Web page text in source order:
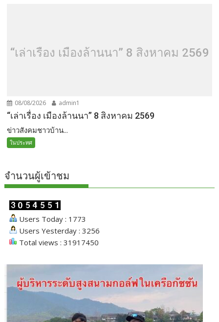
“เล่าเรื่อง เมืองล้านนา” 8 สิงหาคม 2569
08/08/2026 admin1
“เล่าเรื่อง เมืองล้านนา” 8 สิงหาคม 2569
ข่าวสังคมชาวบ้าน...
ในประทศ
จำนวนผู้เข้าชม
Users Today : 1773
Users Yesterday : 3256
Total views : 31917450